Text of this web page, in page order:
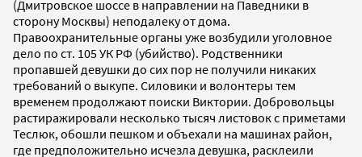
(Дмитровское шоссе в направлении на Паведники в
сторону Москвы) неподалеку от дома.
Правоохранительные органы уже возбудили уголовное
дело по ст. 105 УК РФ (убийство). Родственники
пропавшей девушки до сих пор не получили никаких
требований о выкупе. Силовики и волонтеры тем
временем продолжают поиски Виктории. Добровольцы
растиражировали несколько тысяч листовок с приметами
Теслюк, обошли пешком и объехали на машинах район,
где предположительно исчезла девушка, расклеили